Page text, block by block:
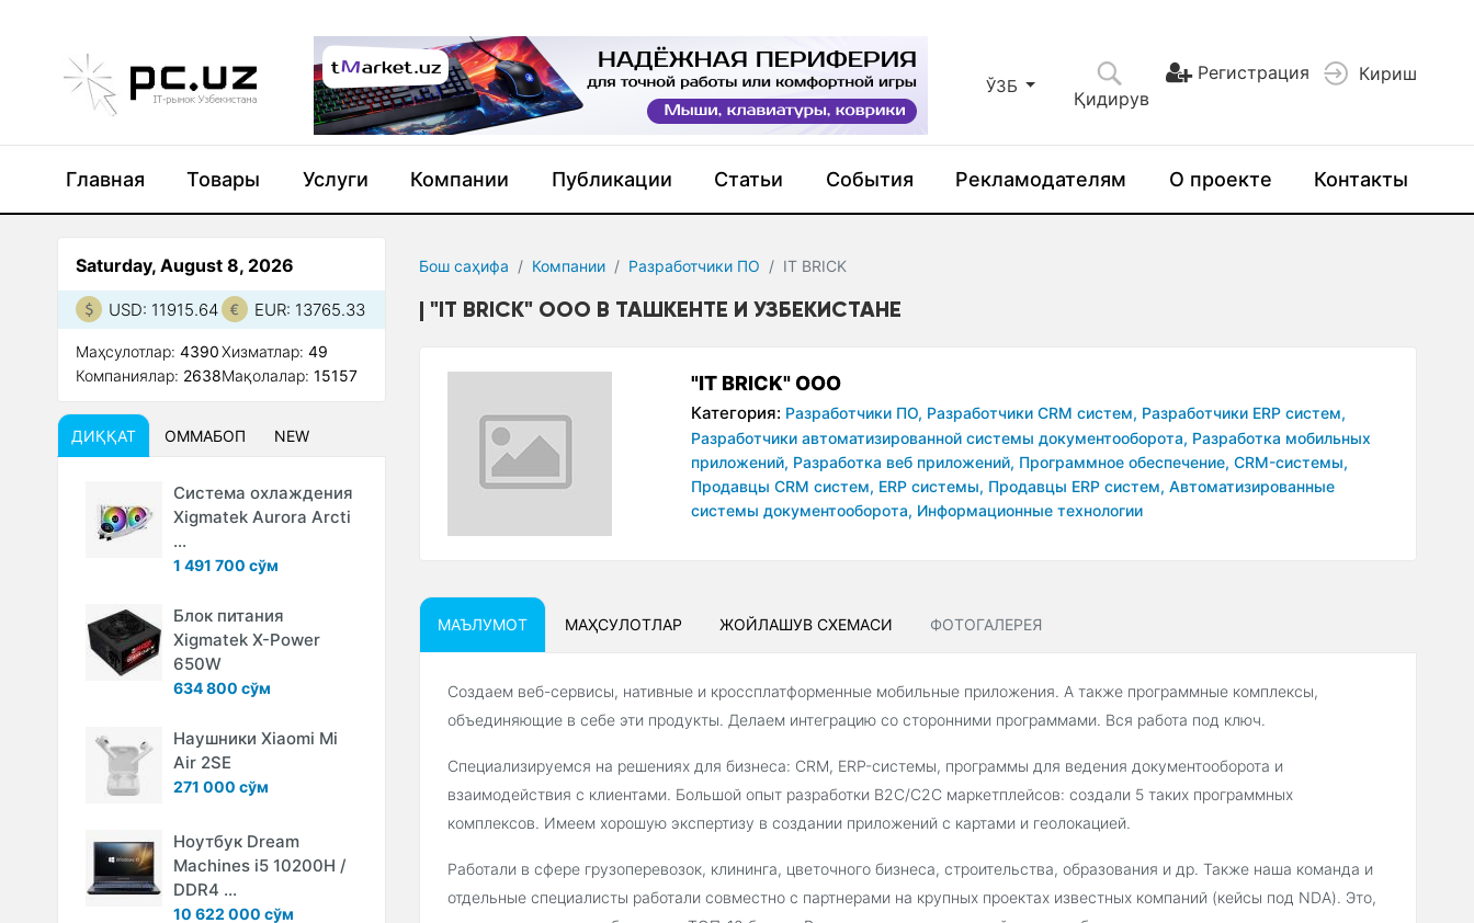
ЎЗБ
Қидирув
Регистрация Кириш
Главная Товары Услуги Компании Публикации Статьи События Рекламодателям О проекте Контакты
Бош саҳифа Компании Разработчики ПО IT BRICK
"IT BRICK" ООО В ТАШКЕНТЕ И УЗБЕКИСТАНЕ
"IT BRICK" ООО
Категория: Разработчики ПО, Разработчики CRM систем, Разработчики ERP систем,
Разработчики автоматизированной системы документооборота, Разработка мобильных
приложений, Разработка веб приложений, Программное обеспечение, CRM-системы,
Продавцы CRM систем, ERP системы, Продавцы ERP систем, Автоматизированные
системы документооборота, Информационные технологии
МАЪЛУМОТ МАҲСУЛОТЛАР ЖОЙЛАШУВ СXЕМАСИ ФОТОГАЛЕРЕЯ
Создаем веб-сервисы, нативные и кроссплатформенные мобильные приложения. А также программные комплексы,
объединяющие в себе эти продукты. Делаем интеграцию со сторонними программами. Вся работа под ключ.
Специализируемся на решениях для бизнеса: CRM, ERP-системы, программы для ведения документооборота и
взаимодействия с клиентами. Большой опыт разработки B2C/C2C маркетплейсов: создали 5 таких программных
комплексов. Имеем хорошую экспертизу в создании приложений с картами и геолокацией.
Работали в сфере грузоперевозок, клининга, цветочного бизнеса, строительства, образования и др. Также наша команда и
отдельные специалисты работали совместно с партнерами на крупных проектах известных компаний (кейсы под NDA). Это,
Saturday, August 8, 2026
USD: 11915.64 EUR: 13765.33
Маҳсулотлар: 4390
Компаниялар: 2638
Xизматлар:49
Мақолалар:15157
ДИҚҚАТ ОММАБОП NEW
Система охлаждения
Xigmatek Aurora Arcti
...
1 491 700 сўм
Блок питания
Xigmatek X-Power
650W
634 800 сўм
Наушники Xiaomi Mi
Air 2SE
271 000 сўм
Ноутбук Dream
Machines i5 10200H /
DDR4 ...
10 622 000 сўм